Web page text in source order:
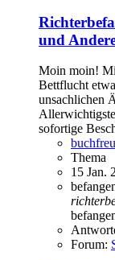
und
Moin moin!
Bettflucht
unsachlichen
sofortige
Thema
15 Jan.
Forum: